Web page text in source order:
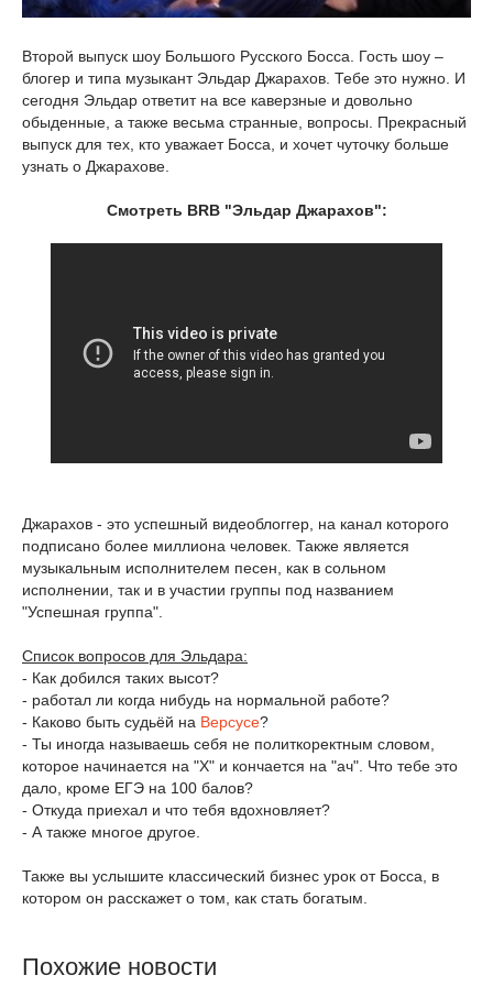
Второй выпуск шоу Большого Русского Босса. Гость шоу –
блогер и типа музыкант Эльдар Джарахов. Тебе это нужно. И
сегодня Эльдар ответит на все каверзные и довольно
обыденные, а также весьма странные, вопросы. Прекрасный
выпуск для тех, кто уважает Босса, и хочет чуточку больше
узнать о Джарахове.
Смотреть BRB "Эльдар Джарахов":
Джарахов - это успешный видеоблоггер, на канал которого
подписано более миллиона человек. Также является
музыкальным исполнителем песен, как в сольном
исполнении, так и в участии группы под названием
"Успешная группа".
Список вопросов для Эльдара:
- Как добился таких высот?
- работал ли когда нибудь на нормальной работе?
- Каково быть судьёй на Версусе?
- Ты иногда называешь себя не политкоректным словом,
которое начинается на "Х" и кончается на "ач". Что тебе это
дало, кроме ЕГЭ на 100 балов?
- Откуда приехал и что тебя вдохновляет?
- А также многое другое.
Также вы услышите классический бизнес урок от Босса, в
котором он расскажет о том, как стать богатым.
Похожие новости